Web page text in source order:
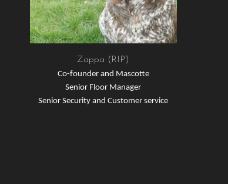
Zappa (RIP)
Co-founder and Mascotte
Senior Floor Manager
Senior Security and Customer service